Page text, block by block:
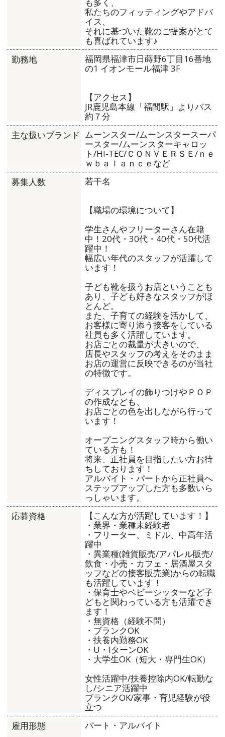
も多く、
私たちのフィッティングやアドバ
イス、
それに基づいた靴のご提案がとて
も喜ばれています♪
勤務地
福岡県福津市日蒔野6丁目16番地
の1 イオンモール福津 3F
【アクセス】
JR鹿児島本線「福間駅」よりバス
約７分
主な扱いブランド ムーンスター/ムーンスタースーパ
ースター/ムーンスターキャロッ
ト/HI-TEC/ＣＯＮＶＥＲＳＥ/ｎｅ
ｗｂａｌａｎｃｅなど
募集人数
若干名
【職場の環境について】
学生さんやフリーターさん在籍
中！20代・30代・40代・50代活
躍中！
幅広い年代のスタッフが活躍して
います！
子ども靴を扱うお店ということも
あり、子ども好きなスタッフがほ
とんど。
また、子育ての経験を活かして、
お客様に寄り添う接客をしている
社員も多く活躍しています。
お店ごとの裁量が大きいので、
店長やスタッフの考えをそのまま
お店の運営に反映できるのが当社
の特徴です。
ディスプレイの飾りつけやＰＯＰ
の作成なども、
お店ごとの色を出しながら行って
います！
オープニングスタッフ時から働い
ている方も！
将来、正社員を目指したい方お待
ちしております！
アルバイト・パートから正社員へ
ステップアップした方も多数いら
っしゃいます。
応募資格
【こんな方が活躍しています！】
・業界・業種未経験者
・フリーター、ミドル、中高年活
躍中
・異業種(雑貨販売/アパレル販売/
飲食・小売・カフェ・居酒屋スタ
ッフなどの接客販売業)からの転職
も活躍しています！
・保育士やベビーシッターなど子
どもと関わっている方も活躍でき
ます！
・無資格（経験不問）
・ブランクOK
・扶養内勤務OK
・U・IターンOK
・大学生OK（短大・専門生OK）
女性活躍中/扶養控除内OK/転勤な
し/シニア活躍中
ブランクOK/家事・育児経験が役
立つ
雇用形態
パート・アルバイト